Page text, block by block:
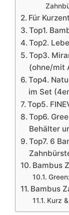
Für
Top1.
Top2.
Top3.
(ohne/mit
Top4.
im Set
Top5.
Top6.
Behälter
Top7. 6
Bambus
Bambus
Kurz